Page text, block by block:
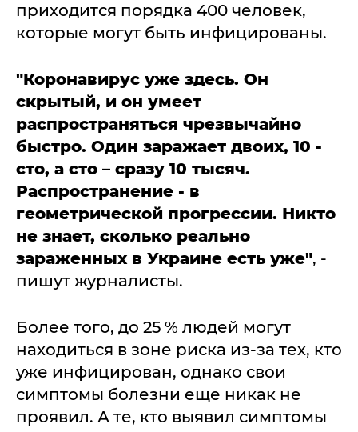
приходится порядка 400 человек,
которые могут быть инфицированы.
"Коронавирус уже здесь. Он
скрытый, и он умеет
распространяться чрезвычайно
быстро. Один заражает двоих, 10 -
сто, а сто – сразу 10 тысяч.
Распространение - в
геометрической прогрессии. Никто
не знает, сколько реально
зараженных в Украине есть уже", -
пишут журналисты.
Более того, до 25 % людей могут
находиться в зоне риска из-за тех, кто
уже инфицирован, однако свои
симптомы болезни еще никак не
проявил. А те, кто выявил симптомы